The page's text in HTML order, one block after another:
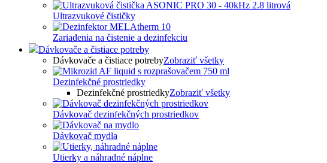
Ultrazvukové čističky
Zariadenia na čistenie a dezinfekciu
Dávkovače a čistiace potreby
Dávkovače a čistiace potrebyZobraziť všetky
Dezinfekčné prostriedky
Dezinfekčné prostriedkyZobraziť všetky
Dávkovač dezinfekčných prostriedkov
Dávkovač mydla
Utierky a náhradné náplne